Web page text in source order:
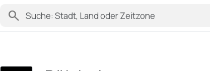
search